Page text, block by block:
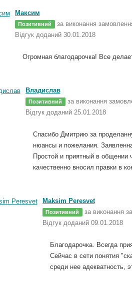
Максим
Позитивний за виконання
Відгук доданий 30.01.2018
Огромная благодарочка! Все
Владислав
Позитивний за виконання
Відгук доданий 25.01.2018
Спасибо Дмитрию за
нюансы и пожелания.
Простой и приятный в общении
качественно вносил правки в
Maksim Peresvet
Позитивний за виконання
Відгук доданий 09.01.2018
Благодарочка. Всегда
Сейчас в сети понятия
среди нее адекватность,